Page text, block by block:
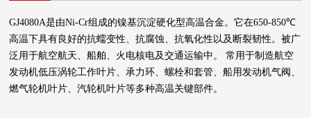
GJ4080A是由Ni-Cr组成的镍基沉淀硬化型高温合金。它在650-850℃
高温下具有良好的抗蠕变性、抗腐蚀、抗氧化性以及断裂韧性。被广
泛用于航空航天、船舶、火电核电及交通运输中。 常用于制造航空
发动机低压涡轮工作叶片、承力环、螺栓和套管、船用发动机气阀、
燃气轮机叶片、汽轮机叶片等多种高温关键部件。